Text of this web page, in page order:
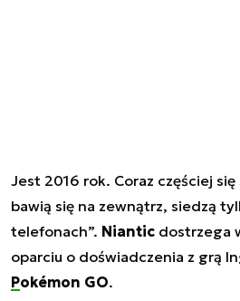
Jest 2016 rok. Coraz częściej się
bawią się na zewnątrz, siedzą
telefonach”. Niantic dostrzega
oparciu o doświadczenia z grą
Pokémon GO.